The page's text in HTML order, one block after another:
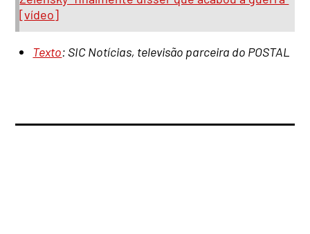
[vídeo]
Texto: SIC Notícias, televisão parceira do POSTAL